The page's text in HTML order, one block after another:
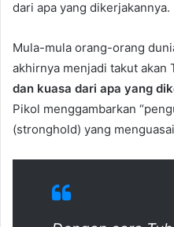
dari apa yang dikerjakannya.
Mula-mula orang-orang
akhirnya menjadi takut akan
dan kuasa dari apa yang
Pikol menggambarkan
(stronghold) yang